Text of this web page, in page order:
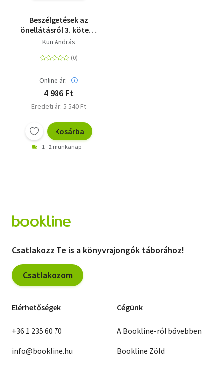
Beszélgetések az
önellátásról 3. kötet -
A biogazdálkodás és
életmód alapjai
Kun András
Online ár:
4 986 Ft
Eredeti ár: 5 540 Ft
Kosárba
1 - 2 munkanap
Csatlakozz Te is a könyvrajongók táborához!
Csatlakozom
Elérhetőségek
+36 1 235 60 70
info@bookline.hu
Cégünk
A Bookline-ról bővebben
Bookline Zöld